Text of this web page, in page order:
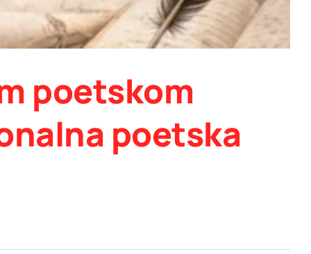
poetskom
poetska